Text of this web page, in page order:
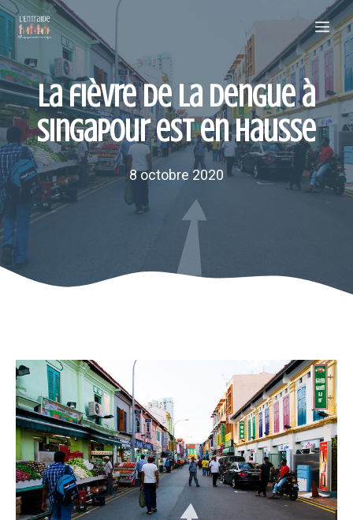
Aller
au
contenu
La fièvre de la dengue à
Singapour est en hausse
8 octobre 2020